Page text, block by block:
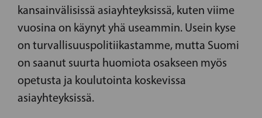
kansainvälisissä asiayhteyksissä, kuten viime
vuosina on käynyt yhä useammin. Usein kyse
on turvallisuuspolitiikastamme, mutta Suomi
on saanut suurta huomiota osakseen myös
opetusta ja koulutointa koskevissa
asiayhteyksissä.